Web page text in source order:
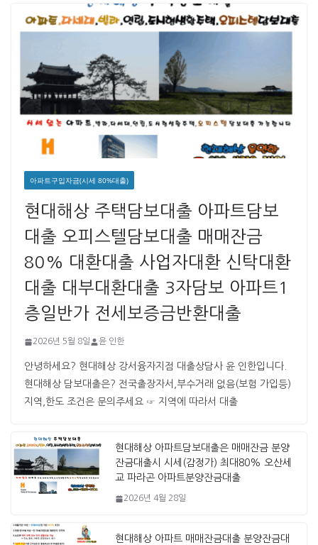
아파트구입자금(시세 80%대출)
현대해상 주택담보대출 아파트담보
대출 오피스텔담보대출 매매잔금
80% 대환대출 사업자대환 신탁대환
대출 대부대환대출 3자담보 아파트1
층일반가 전세보증금반환대출
2026년 5월 8일 윤 인한
안녕하세요? 현대해상 강서융자지점 대출상담사 윤 인한입니다. ​ ​
현대해상 담보대출은? 전국출장자서,부수거래 없음(보험 가입등)
지역,한도 조건은 문의주세요 ☞ 지역에 따라서 대출
현대해상 아파트담보대출은 매매잔금 분양
잔금대출시 시세(감정가) 최대80% 오산세
교 파라곤 아파트분양잔금대출
2026년 4월 28일
현대해상 아파트 매매잔금대출 분양잔금대